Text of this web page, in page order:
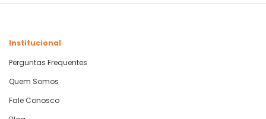
Institucional
Perguntas Frequentes
Quem Somos
Fale Conosco